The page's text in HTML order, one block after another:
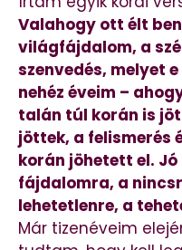
Valahogy ott élt
világfájdalom, a
szenvedés, melyet
nehéz éveim –
talán túl korán is
jöttek, a felismerés
korán jöhetett el.
fájdalomra, a
lehetetlenre, a
Már tizenéveim